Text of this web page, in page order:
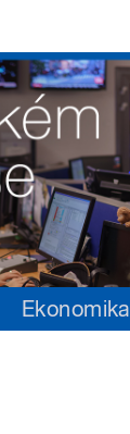
Ekonomika